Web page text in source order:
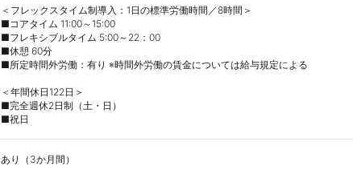
＜フレックスタイム制導入：1日の標準労働時間／8時間＞
■コアタイム 11:00～15:00
■フレキシブルタイム 5:00～22：00
■休憩 60分
■所定時間外労働：有り ※時間外労働の賃金については給与規定による
＜年間休日122日＞
■完全週休2日制（土・日）
■祝日
あり（3か月間）